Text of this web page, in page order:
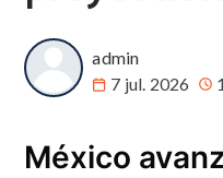
admin
7 jul. 2026
México